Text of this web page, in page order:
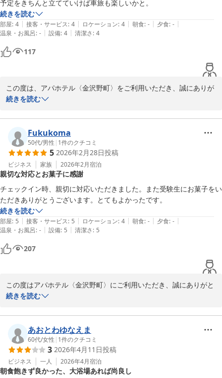
フロント　葛巻
アパホテル〈金沢野町〉
予定をきちんと立てていけば車旅も楽しいかと。
続きを読む
部屋: 4 | 接客・サービス: 4 | ロケーション: 4 | 朝食: - | 夕食: - |
温泉・お風呂: - | 設備: 4 | 清潔さ: 4
117
この度は、アパホテル〈金沢野町〉をご利用いただき、誠にありが
とうございます。
また、系列のアパホテル〈金沢中央〉の大浴殿もお楽しみいただけ
たようでなによりでございます。
この度はお忙しい中ご投稿くださりありがとうございます。
お客様のまたのご来館をスタッフ一同、心よりお待ち申し上げてお
ります。
フロント　原
アパホテル〈金沢野町〉
2026-03-18
続きを読む
Fukukoma
50代/男性 | 1件のクチコミ
5 2026年2月28日投稿
ビジネス 家族 2026年2月宿泊
親切な対応とお菓子に感謝
チェックイン時、親切に対応いただきました。また受験生にお菓子をい
ただきありがとうございます。とてもよかったです。
続きを読む
部屋: 5 | 接客・サービス: 5 | ロケーション: 4 | 朝食: - | 夕食: - |
温泉・お風呂: - | 設備: 5 | 清潔さ: 5
207
この度はアパホテル〈金沢野町〉にご利用いただき、誠にありがと
うございます。
ねて御礼申し上げます。
スタッフの対応につきましてお褒めのお言葉を
いただき、一同大変励みとなっております。
大切なお子様の受験という節目に際し、
私どものおもてなしが少しでも力添えとなりましたなら、これほど
続きを読む
あおとわゆなえま
60代/女性 | 1件のクチコミ
3 2026年4月11日投稿
ビジネス 一人 2026年4月宿泊
朝食飽きず良かった、大浴場あれば尚良し